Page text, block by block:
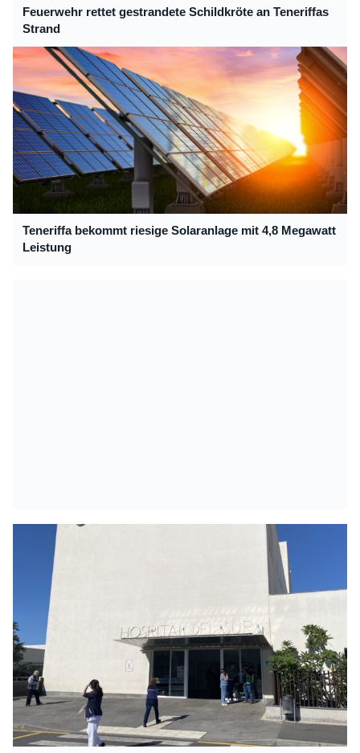
Feuerwehr rettet gestrandete Schildkröte an Teneriffas
Strand
Teneriffa bekommt riesige Solaranlage mit 4,8 Megawatt
Leistung